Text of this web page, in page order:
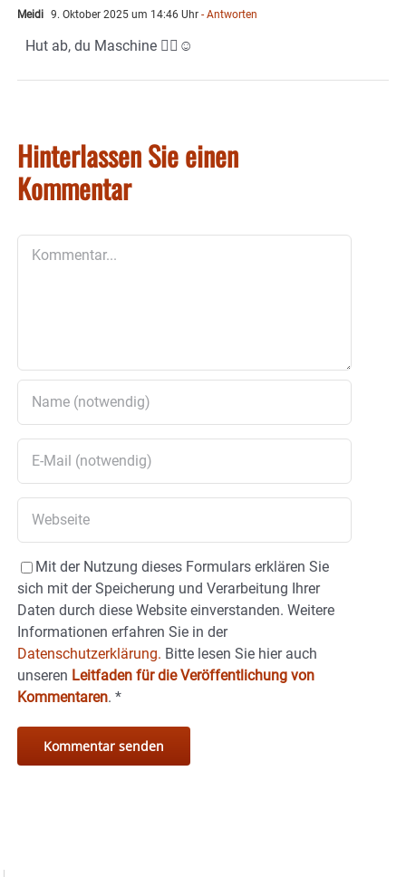
Meidi 9. Oktober 2025 um 14:46 Uhr - Antworten
Hut ab, du Maschine ✌🏻☺️
Hinterlassen Sie einen
Kommentar
Mit der Nutzung dieses Formulars erklären Sie
sich mit der Speicherung und Verarbeitung Ihrer
Daten durch diese Website einverstanden. Weitere
Informationen erfahren Sie in der
Datenschutzerklärung. Bitte lesen Sie hier auch
unseren Leitfaden für die Veröffentlichung von
Kommentaren. *